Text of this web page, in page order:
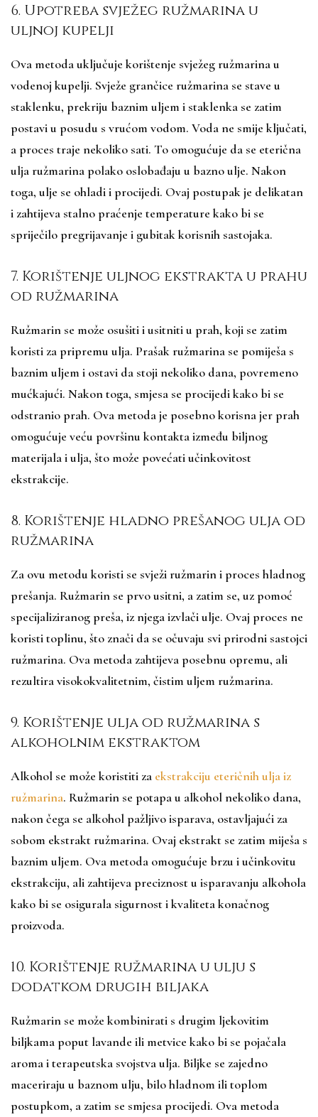
6. Upotreba svježeg ružmarina u
uljnoj kupelji
Ova metoda uključuje korištenje svježeg ružmarina u
vodenoj kupelji. Svježe grančice ružmarina se stave u
staklenku, prekriju baznim uljem i staklenka se zatim
postavi u posudu s vrućom vodom. Voda ne smije ključati,
a proces traje nekoliko sati. To omogućuje da se eterična
ulja ružmarina polako oslobađaju u bazno ulje. Nakon
toga, ulje se ohladi i procijedi. Ovaj postupak je delikatan
i zahtijeva stalno praćenje temperature kako bi se
spriječilo pregrijavanje i gubitak korisnih sastojaka.
7. Korištenje uljnog ekstrakta u prahu
od ružmarina
Ružmarin se može osušiti i usitniti u prah, koji se zatim
koristi za pripremu ulja. Prašak ružmarina se pomiješa s
baznim uljem i ostavi da stoji nekoliko dana, povremeno
mućkajući. Nakon toga, smjesa se procijedi kako bi se
odstranio prah. Ova metoda je posebno korisna jer prah
omogućuje veću površinu kontakta između biljnog
materijala i ulja, što može povećati učinkovitost
ekstrakcije.
8. Korištenje hladno prešanog ulja od
ružmarina
Za ovu metodu koristi se svježi ružmarin i proces hladnog
prešanja. Ružmarin se prvo usitni, a zatim se, uz pomoć
specijaliziranog preša, iz njega izvlači ulje. Ovaj proces ne
koristi toplinu, što znači da se očuvaju svi prirodni sastojci
ružmarina. Ova metoda zahtijeva posebnu opremu, ali
rezultira visokokvalitetnim, čistim uljem ružmarina.
9. Korištenje ulja od ružmarina s
alkoholnim ekstraktom
Alkohol se može koristiti za ekstrakciju eteričnih ulja iz
ružmarina. Ružmarin se potapa u alkohol nekoliko dana,
nakon čega se alkohol pažljivo isparava, ostavljajući za
sobom ekstrakt ružmarina. Ovaj ekstrakt se zatim miješa s
baznim uljem. Ova metoda omogućuje brzu i učinkovitu
ekstrakciju, ali zahtijeva preciznost u isparavanju alkohola
kako bi se osigurala sigurnost i kvaliteta konačnog
proizvoda.
10. Korištenje ružmarina u ulju s
dodatkom drugih biljaka
Ružmarin se može kombinirati s drugim ljekovitim
biljkama poput lavande ili metvice kako bi se pojačala
aroma i terapeutska svojstva ulja. Biljke se zajedno
maceriraju u baznom ulju, bilo hladnom ili toplom
postupkom, a zatim se smjesa procijedi. Ova metoda